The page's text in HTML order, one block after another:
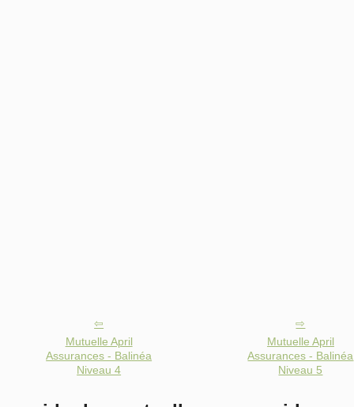
Mutuelle April
Assurances - Balinéa
Niveau 4
Mutuelle April
Assurances - Balinéa
Niveau 5